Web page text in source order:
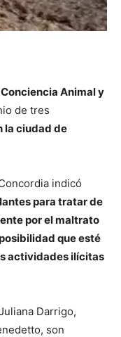
Conciencia Animal y
de tres
la ciudad de
indicó
para tratar de
por el maltrato
que esté
actividades ilícitas
Darrigo,
son